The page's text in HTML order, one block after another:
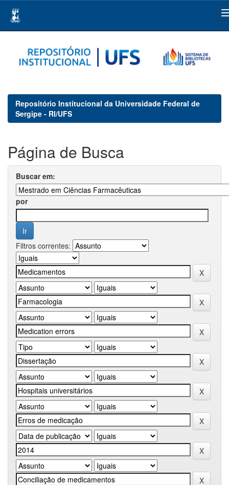
navigation
Repositório Institucional da Universidade Federal de
Sergipe - RI/UFS
Página de Busca
Buscar em:
por
Filtros correntes: